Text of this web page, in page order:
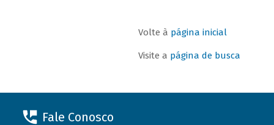
Volte à página inicial
Visite a página de busca
Fale Conosco